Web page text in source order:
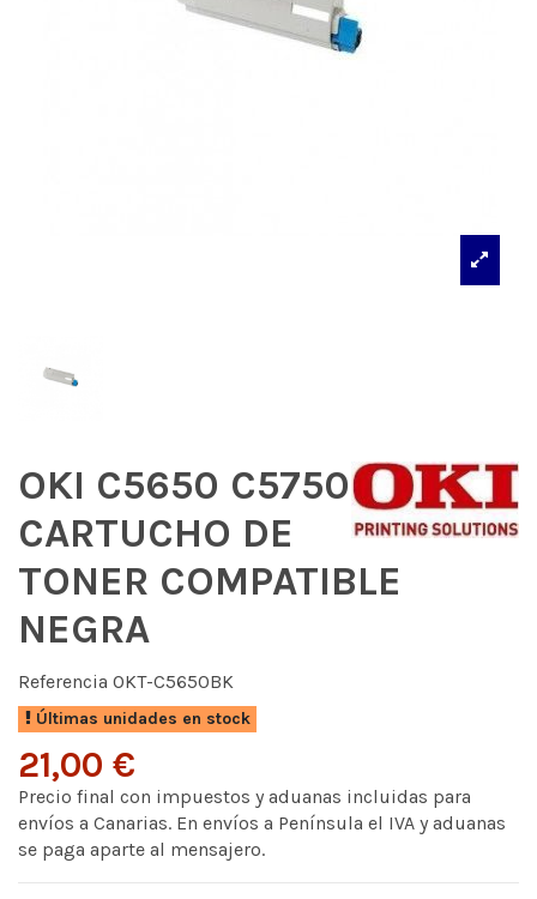
OKI C5650 C5750
CARTUCHO DE
TONER COMPATIBLE
NEGRA
Referencia OKT-C5650BK
Últimas unidades en stock
21,00 €
Precio final con impuestos y aduanas incluidas para
envíos a Canarias. En envíos a Península el IVA y aduanas
se paga aparte al mensajero.